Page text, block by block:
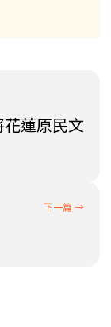
蓮原民文